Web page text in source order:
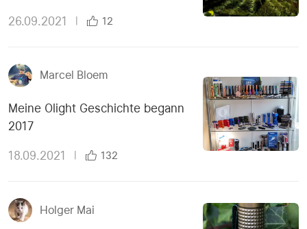
26.09.2021 | 12
Marcel Bloem
Meine Olight Geschichte begann
2017
18.09.2021 132
Holger Mai